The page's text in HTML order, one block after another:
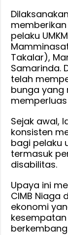
pelaku
Takalar),
Samarinda.
telah
bunga yang
Sejak awal,
konsisten
bagi pelaku
termasuk
disabilitas.
Upaya ini
CIMB Niaga
ekonomi